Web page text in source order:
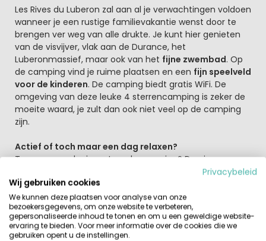
Beschrijving
Les Rives du Luberon zal aan al je verwachtingen voldoen
wanneer je een rustige familievakantie wenst door te
brengen ver weg van alle drukte. Je kunt hier genieten
van de visvijver, vlak aan de Durance, het
Luberonmassief, maar ook van het fijne zwembad. Op
de camping vind je ruime plaatsen en een fijn speelveld
voor de kinderen. De camping biedt gratis WiFi. De
omgeving van deze leuke 4 sterrencamping is zeker de
moeite waard, je zult dan ook niet veel op de camping
zijn.
Actief of toch maar een dag relaxen?
Toe aan een dagje rust op de camping? Dan is op
camping Les Rives Du Luberon geen probleem. Voor de
jongste gasten is ereen minigolfbaan, een speelplaats
en een fijn zwembad om lekker af te koelen. Je kunt hier
ook deelnemen aan de Aquagym lessen of misschien
nog liever jezelf laten verwennen in despa en jacuzzi. Is
het nodig om lekker fit te blijven, maak dan gebruik van
Privacybeleid
Wij gebruiken cookies
We kunnen deze plaatsen voor analyse van onze
bezoekersgegevens, om onze website te verbeteren,
gepersonaliseerde inhoud te tonen en om u een geweldige website-
ervaring te bieden. Voor meer informatie over de cookies die we
gebruiken opent u de instellingen.